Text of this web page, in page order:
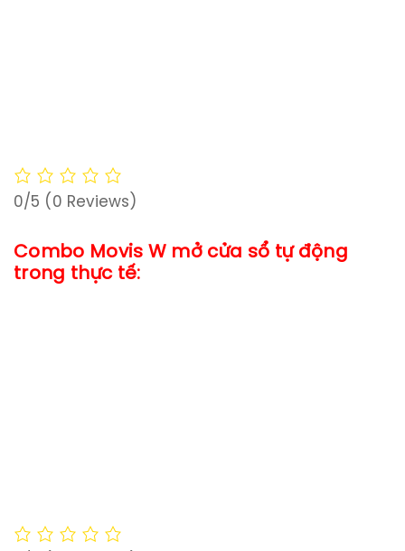
0/5 (0 Reviews)
Combo Movis W mở cửa sổ tự động
trong thực tế: